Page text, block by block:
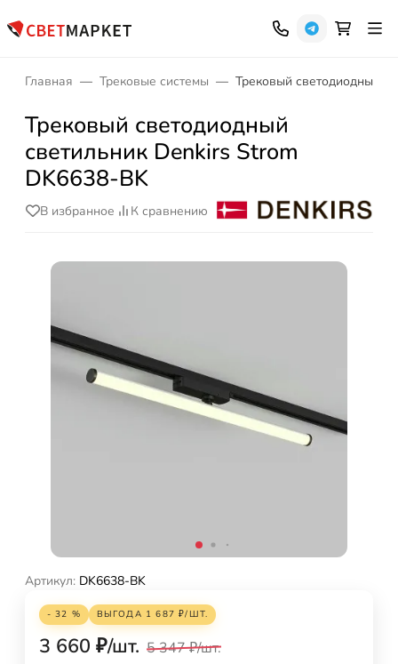
Главная Трековые системы Трековый светодиодный
Трековый светодиодный
светильник Denkirs Strom
DK6638-BK
В избранное К сравнению
Артикул: DK6638-BK
- 32 % ВЫГОДА 1 687 ₽/ШТ.
3 660 ₽/шт. 5 347₽/шт.